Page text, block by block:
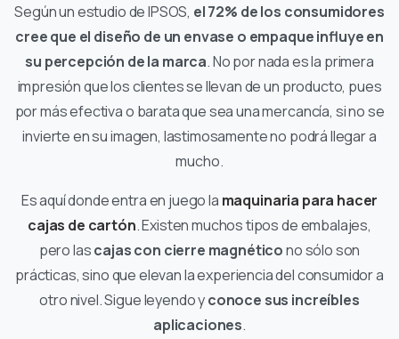
Según un estudio de IPSOS, el 72% de los consumidores
cree que el diseño de un envase o empaque influye en
su percepción de la marca. No por nada es la primera
impresión que los clientes se llevan de un producto, pues
por más efectiva o barata que sea una mercancía, si no se
invierte en su imagen, lastimosamente no podrá llegar a
mucho.
Es aquí donde entra en juego la maquinaria para hacer
cajas de cartón. Existen muchos tipos de embalajes,
pero lascajas con cierre magnéticono sólo son
prácticas, sino que elevan la experiencia del consumidor a
otro nivel. Sigue leyendo yconoce sus increíbles
aplicaciones.